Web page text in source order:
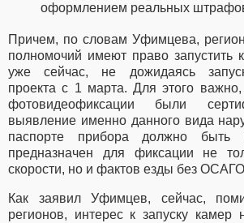
оформлением реальных
Причем, по словам Уфимцева,
полномочий имеют право
уже сейчас, не дожидаясь
проекта с 1 марта. Для этого
фотовидеофиксации были
выявление именно данного вида
паспорте прибора должно быть
предназначен для фиксации не
скорости, но и фактов езды без
Как заявил Уфимцев, сейчас,
регионов, интерес к запуску